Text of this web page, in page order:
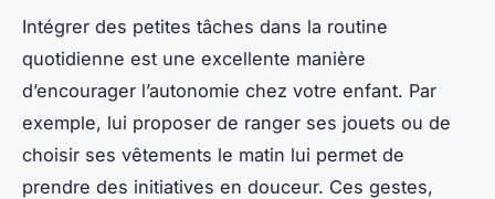
Intégrer des petites tâches dans la routine
quotidienne est une excellente manière
d’encourager l’autonomie chez votre enfant. Par
exemple, lui proposer de ranger ses jouets ou de
choisir ses vêtements le matin lui permet de
prendre des initiatives en douceur. Ces gestes,